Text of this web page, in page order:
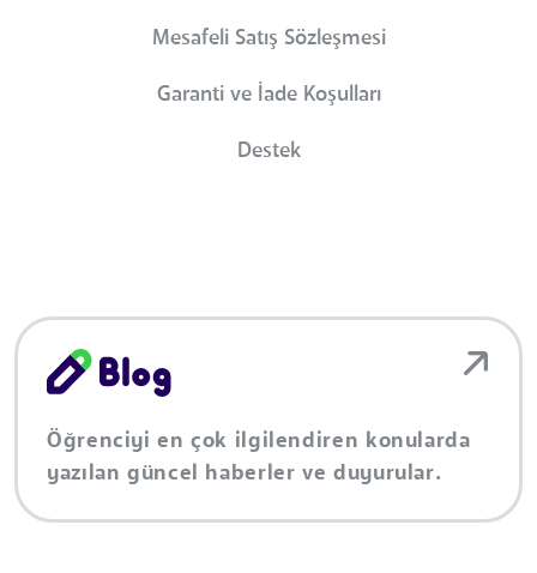
Mesafeli Satış Sözleşmesi
Garanti ve İade Koşulları
Destek
Öğrenciyi en çok ilgilendiren konularda
yazılan güncel haberler ve duyurular.